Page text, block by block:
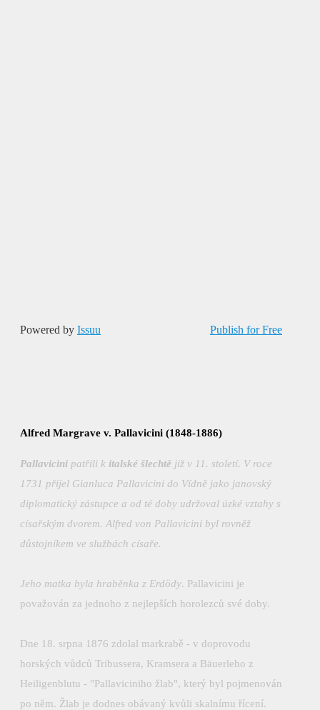
Powered by Issuu Publish for Free
Alfred Margrave v. Pallavicini (1848-1886)
Pallavicini patřili k italské šlechtě již v 11. století. V roce
1731 přijel Gianluca Pallavicini do Vídně jako janovský
diplomatický zástupce a od té doby udržoval úzké vztahy s
císařským dvorem. Alfred von Pallavicini byl rovněž
důstojníkem ve službách císaře.
Jeho matka byla hraběnka z Erdödy. Pallavicini je
považován za jednoho z nejlepších horolezců své doby.
Dne 18. srpna 1876 zdolal markrabě - v doprovodu
horských vůdců Tribussera, Kramsera a Bäuerleho z
Heiligenblutu - "Pallaviciniho žlab", který byl pojmenován
po něm. Žlab je dodnes obávaný kvůli skalnímu řícení.